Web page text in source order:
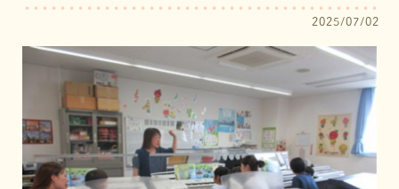
2025/07/02